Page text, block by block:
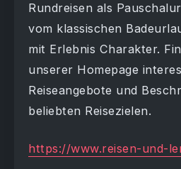
Rundreisen als
vom klassischen
mit Erlebnis Charakter.
unserer Homepage
Reiseangebote und
beliebten Reisezielen.
https://www.reisen-und-